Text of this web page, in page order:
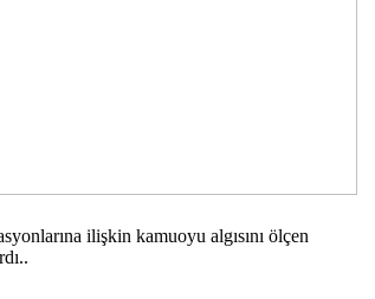
ilişkin kamuoyu algısını ölçen